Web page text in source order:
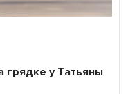
грядке у Татьяны